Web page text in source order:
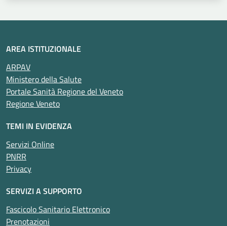
AREA ISTITUZIONALE
ARPAV
Ministero della Salute
Portale Sanità Regione del Veneto
Regione Veneto
TEMI IN EVIDENZA
Servizi Online
PNRR
Privacy
SERVIZI A SUPPORTO
Fascicolo Sanitario Elettronico
Prenotazioni